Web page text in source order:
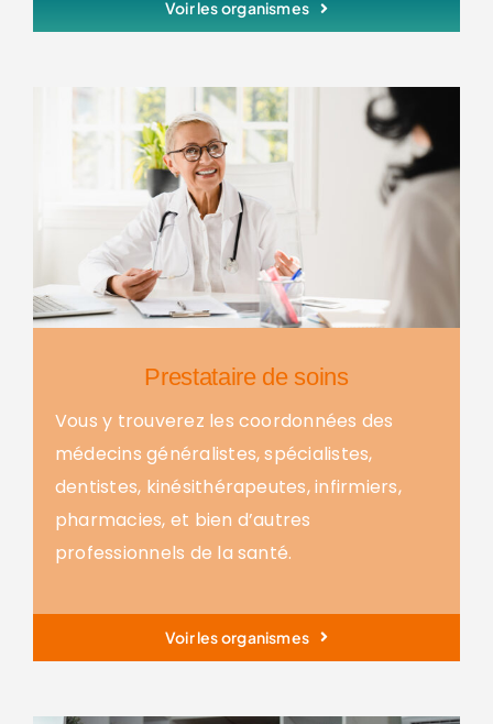
Voir les organismes
Prestataire de soins
Vous y trouverez les coordonnées des
médecins généralistes, spécialistes,
dentistes, kinésithérapeutes, infirmiers,
pharmacies, et bien d’autres
professionnels de la santé.
Voir les organismes